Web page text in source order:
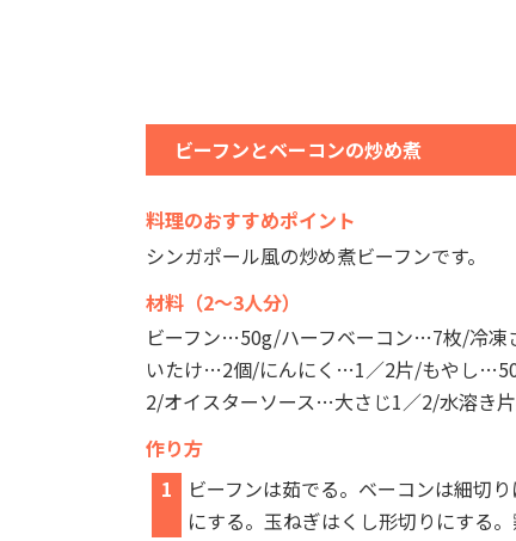
ビーフンとベーコンの炒め煮
料理のおすすめポイント
シンガポール風の炒め煮ビーフンです。
材料（2～3人分）
ビーフン…50g/ハーフベーコン…7枚/冷
いたけ…2個/にんにく…1／2片/もやし
2/オイスターソース…大さじ1／2/水溶き
作り方
1
ビーフンは茹でる。ベーコンは細切
にする。玉ねぎはくし形切りにする